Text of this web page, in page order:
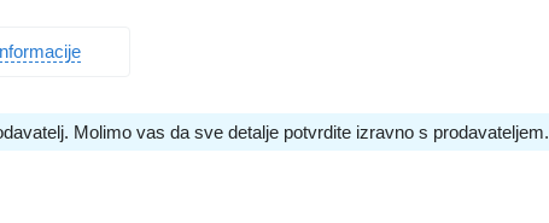
Molimo vas da sve detalje potvrdite izravno s prodavateljem.